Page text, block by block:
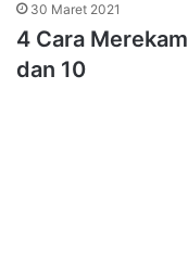
30 Maret 2021
4 Cara
dan 10